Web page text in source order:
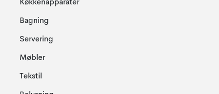
Køkkenapparater
Bagning
Servering
Møbler
Tekstil